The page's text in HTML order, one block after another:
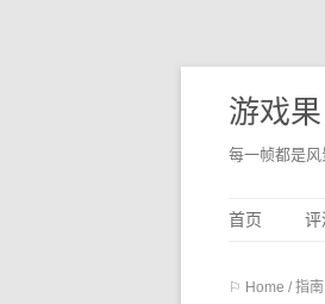
游戏果
每一帧都是风
首页 评
⚐ Home / 指南